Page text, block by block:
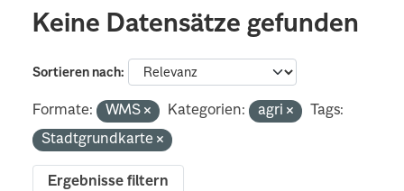
Keine Datensätze gefunden
Sortieren nach
Formate: WMS Kategorien: agri
Tags:
Stadtgrundkarte
Ergebnisse filtern